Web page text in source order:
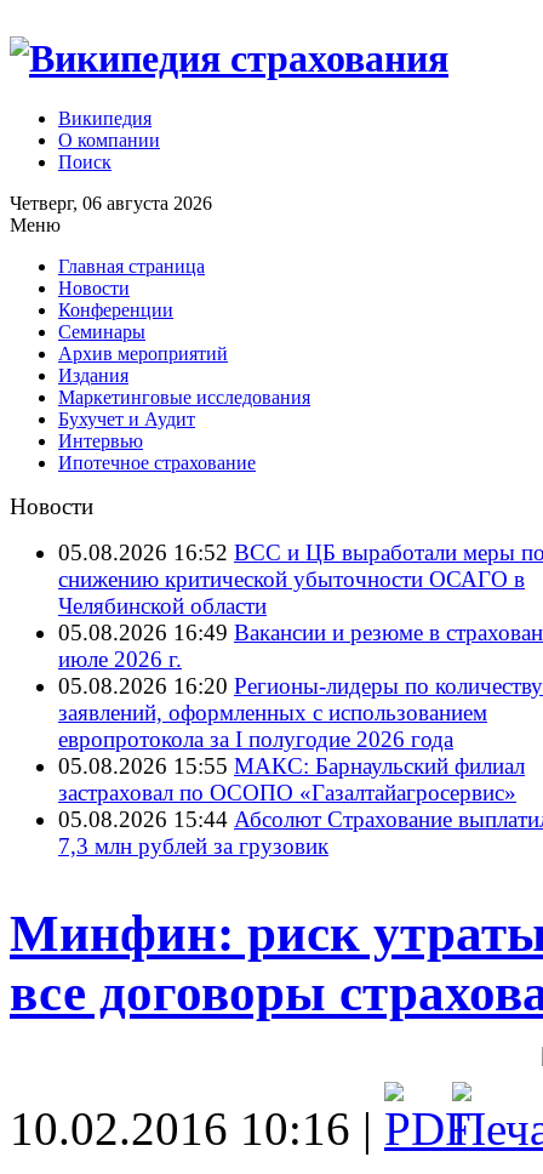
Википедия
О компании
Поиск
Четверг, 06 августа 2026
Меню
Главная страница
Новости
Конференции
Семинары
Архив мероприятий
Издания
Маркетинговые исследования
Бухучет и Аудит
Интервью
Ипотечное страхование
Новости
05.08.2026 16:52 ВСС и ЦБ выработали меры
снижению критической убыточности ОСАГО в
Челябинской области
05.08.2026 16:49 Вакансии и резюме в
июле 2026 г.
05.08.2026 16:20 Регионы-лидеры по количеству
заявлений, оформленных с использованием
европротокола за I полугодие 2026 года
05.08.2026 15:55 МАКС: Барнаульский филиал
застраховал по ОСОПО «Газалтайагросервис»
05.08.2026 15:44 Абсолют Страхование
7,3 млн рублей за грузовик
Минфин: риск
все договоры
10.02.2016 10:16 |